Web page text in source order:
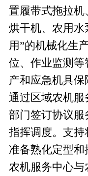
置履带式拖拉
烘干机、农用水
用”的机械化生
位、作业监测等
产和应急机具保
通过区域农机
部门签订协议
指挥调度。支持
准备熟化定型
农机服务中心